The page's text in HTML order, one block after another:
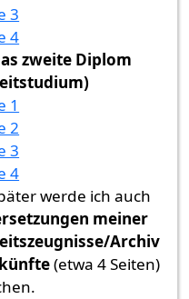
3
4
zweite Diplom
1
2
3
4
werde ich auch
meiner
Archiv
(etwa 4 Seiten)